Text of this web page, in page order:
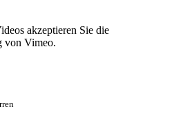
akzeptieren Sie die
von Vimeo.